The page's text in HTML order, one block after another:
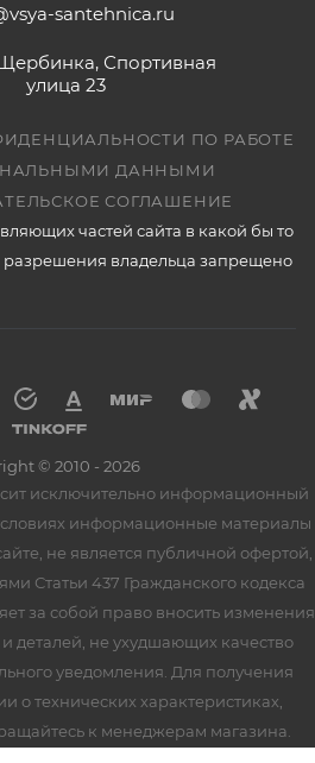
santehnica.ru
Спортивная
улица 23
ПО РАБОТЕ
ДАННЫМИ
СОГЛАШЕНИЕ
частей сайта в какой бы то
владельца запрещено
© 2010 - 2026
исключительно информационный
информационные материалы
не является публичной офертой,
Статьи 437 Гражданского кодекса
за собой право вносить изменения
деталей, не ухудшающих качество
уведомления. Для получения
технических характеристиках,
к менеджерам магазина.